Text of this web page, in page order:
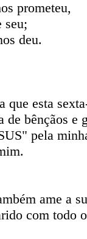
prometeu,
seu;
deu.
esta
bênçãos e
pela
ame a
com todo